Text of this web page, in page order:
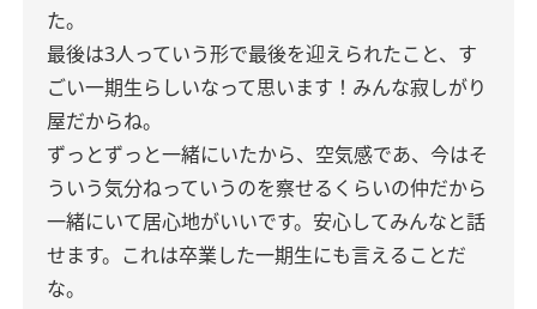
た。
最後は3人っていう形で最後を迎えられたこと、す
ごい一期生らしいなって思います！みんな寂しがり
屋だからね。
ずっとずっと一緒にいたから、空気感であ、今はそ
ういう気分ねっていうのを察せるくらいの仲だから
一緒にいて居心地がいいです。安心してみんなと話
せます。これは卒業した一期生にも言えることだ
な。